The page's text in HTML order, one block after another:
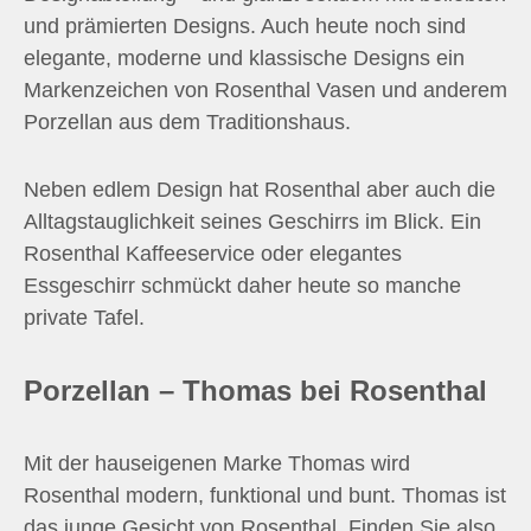
und prämierten Designs. Auch heute noch sind
elegante, moderne und klassische Designs ein
Markenzeichen von Rosenthal Vasen und anderem
Porzellan aus dem Traditionshaus.
Neben edlem Design hat Rosenthal aber auch die
Alltagstauglichkeit seines Geschirrs im Blick. Ein
Rosenthal Kaffeeservice oder elegantes
Essgeschirr schmückt daher heute so manche
private Tafel.
Porzellan – Thomas bei Rosenthal
Mit der hauseigenen Marke Thomas wird
Rosenthal modern, funktional und bunt. Thomas ist